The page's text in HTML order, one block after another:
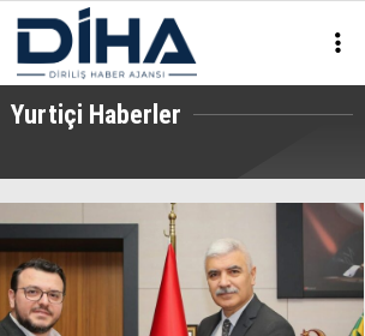
Instagram
22.3°
ANKARA
Yurtiçi Haberler